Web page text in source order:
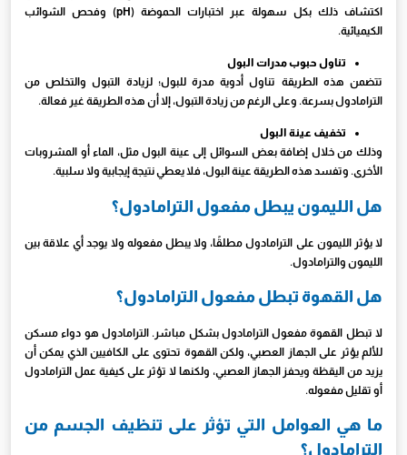
اكتشاف ذلك بكل سهولة عبر اختبارات الحموضة (pH) وفحص الشوائب
الكيميائية.
تناول حبوب مدرات البول
تتضمن هذه الطريقة تناول أدوية مدرة للبول؛ لزيادة التبول والتخلص من
الترامادول بسرعة. وعلى الرغم من زيادة التبول، إلا أن هذه الطريقة غير فعالة.
تخفيف عينة البول
وذلك من خلال إضافة بعض السوائل إلى عينة البول مثل، الماء أو المشروبات
الأخرى. وتفسد هذه الطريقة عينة البول، فلا يعطي نتيجة إيجابية ولا سلبية.
هل الليمون يبطل مفعول الترامادول؟
لا يؤثر الليمون على الترامادول مطلقًا، ولا يبطل مفعوله ولا يوجد أي علاقة بين
الليمون والترامادول.
هل القهوة تبطل مفعول الترامادول؟
لا تبطل القهوة مفعول الترامادول بشكل مباشر. الترامادول هو دواء مسكن
للألم يؤثر على الجهاز العصبي، ولكن القهوة تحتوى على الكافيين الذي يمكن أن
يزيد من اليقظة ويحفز الجهاز العصبي، ولكنها لا تؤثر على كيفية عمل الترامادول
أو تقليل مفعوله.
ما هي العوامل التي تؤثر على تنظيف الجسم من
الترامادول؟